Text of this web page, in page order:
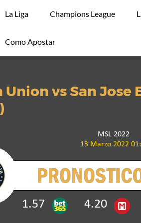
La Liga Champions League
Como Apostar
vs San